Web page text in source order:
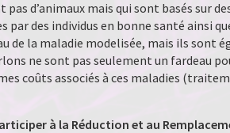
d’animaux mais qui sont basés sur
par des individus en bonne santé ainsi
de la maladie modelisée, mais ils sont
ne sont pas seulement un fardeau
coûts associés à ces maladies
à la Réduction et au